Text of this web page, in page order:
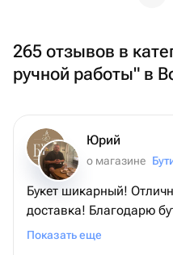
265 отзывов в
ручной работы" в
Юрий
о магазине
Букет шикарный!
доставка! Благодарю
букет, - именинница
Показать еще